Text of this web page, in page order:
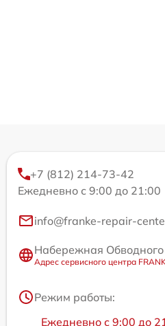
+7 (812) 214-73-42
Ежедневно с 9:00 до 21:00
info@franke-repair-
Набережная
Адрес сервисного центра
Режим работы:
Ежедневно с 9:00 до